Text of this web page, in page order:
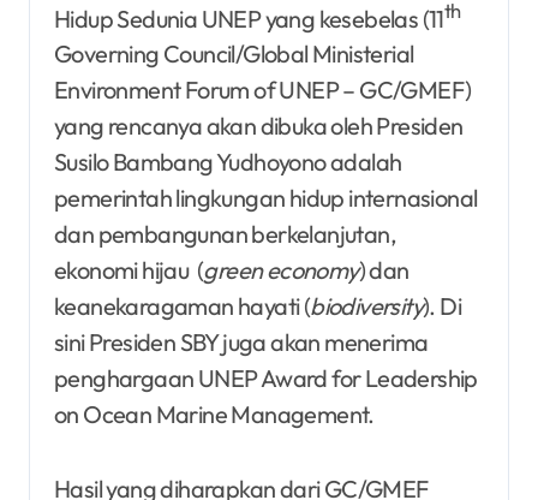
Hidup Sedunia UNEP yang kesebelas (11th
Governing Council/Global Ministerial
Environment Forum of UNEP – GC/GMEF)
yang rencanya akan dibuka oleh Presiden
Susilo Bambang Yudhoyono adalah
pemerintah lingkungan hidup internasional
dan pembangunan berkelanjutan,
ekonomi hijau (greeneconomy) dan
keanekaragaman hayati (biodiversity). Di
sini Presiden SBY juga akan menerima
penghargaan UNEP Award for Leadership
on Ocean Marine Management.
Hasil yang diharapkan dari GC/GMEF